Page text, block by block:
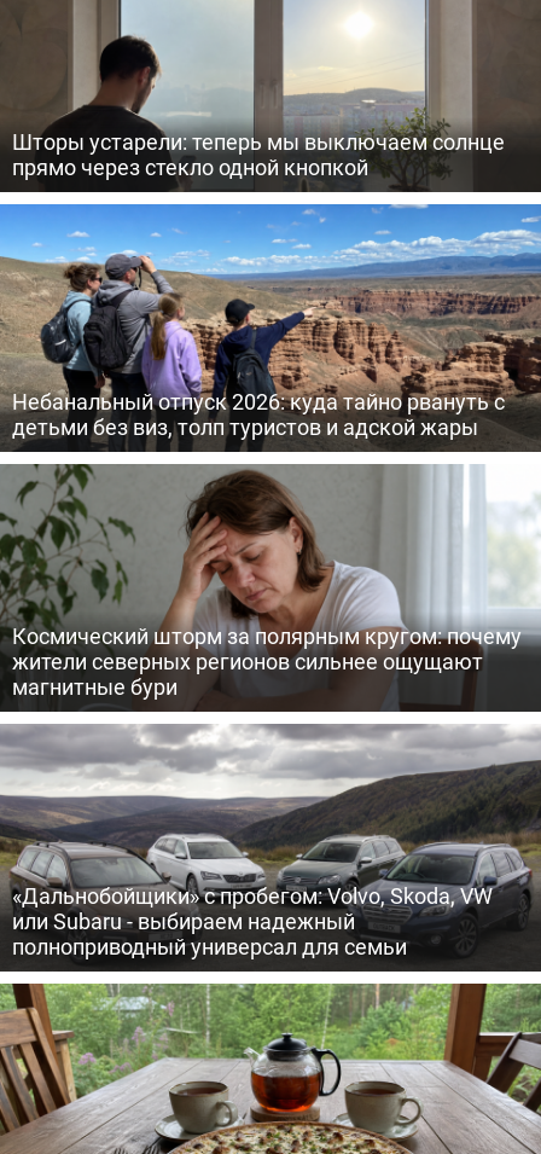
Шторы устарели: теперь мы выключаем солнце
прямо через стекло одной кнопкой
Небанальный отпуск 2026: куда тайно рвануть с
детьми без виз, толп туристов и адской жары
Космический шторм за полярным кругом: почему
жители северных регионов сильнее ощущают
магнитные бури
«Дальнобойщики» с пробегом: Volvo, Skoda, VW
или Subaru - выбираем надежный
полноприводный универсал для семьи